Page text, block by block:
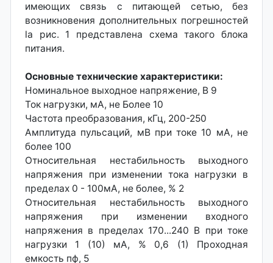
имеющих связь с питающей сетью, без
возникновения дополнительных погрешностей
la рис. 1 представлена схема такого блока
питания.
Основные технические характеристики:
Номинальное выходное напряжение, В 9
Ток нагрузки, мА, не Более 10
Частота преобразования, кГц, 200-250
Амплитуда пульсаций, мВ при токе 10 мА, не
более 100
Относительная нестабильность выходного
напряжения при изменении тока нагрузки в
пределах 0 - 100мА, не более, % 2
Относительная нестабильность выходного
напряжения при изменении входного
напряжения в пределах 170...240 В при токе
нагрузки 1 (10) мА, % 0,6 (1) Проходная
емкость пф, 5